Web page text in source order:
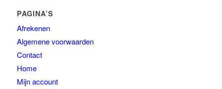
PAGINA’S
Afrekenen
Algemene voorwaarden
Contact
Home
Mijn account